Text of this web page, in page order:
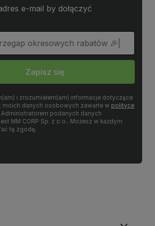
e-mail by dołączyć
Zapisz się
i zrozumiałem(am) informacje dotyczące
moich danych osobowych zawarte w polityce
Administratorem podanych danych
MM CORP Sp. z o.o.. Możesz w każdym
tę zgodę.